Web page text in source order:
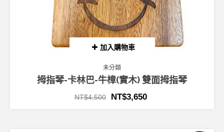
加入購物車
未分類
拇指琴-卡林巴-牛樟(實木) 雙面拇指琴
NT$4,500 NT$3,650